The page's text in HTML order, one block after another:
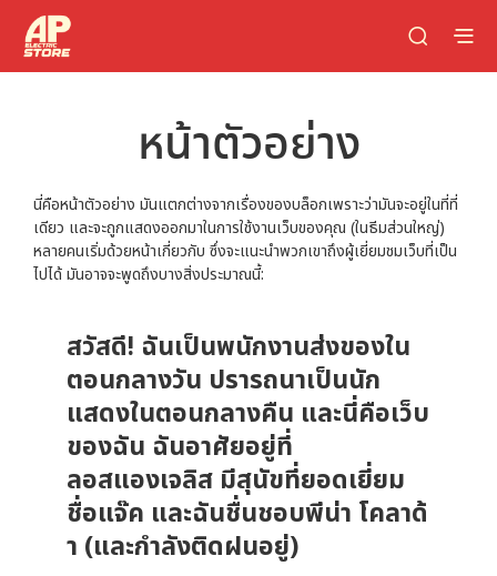
หน้าตัวอย่าง
นี่คือหน้าตัวอย่าง มันแตกต่างจากเรื่องของบล็อกเพราะว่ามันจะอยู่ในที่ที่
เดียว และจะถูกแสดงออกมาในการใช้งานเว็บของคุณ (ในธีมส่วนใหญ่)
หลายคนเริ่มด้วยหน้าเกี่ยวกับ ซึ่งจะแนะนำพวกเขาถึงผู้เยี่ยมชมเว็บที่เป็น
ไปได้ มันอาจจะพูดถึงบางสิ่งประมาณนี้:
สวัสดี! ฉันเป็นพนักงานส่งของใน
ตอนกลางวัน ปรารถนาเป็นนัก
แสดงในตอนกลางคืน และนี่คือเว็บ
ของฉัน ฉันอาศัยอยู่ที่
ลอสแองเจลิส มีสุนัขที่ยอดเยี่ยม
ชื่อแจ๊ค และฉันชื่นชอบพีน่า โคลาด้
า (และกำลังติดฝนอยู่)